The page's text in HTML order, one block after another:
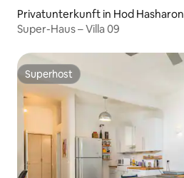
Privatunterkunft in Hod Hasharon
Super-Haus – Villa 09
Superhost
Superhost